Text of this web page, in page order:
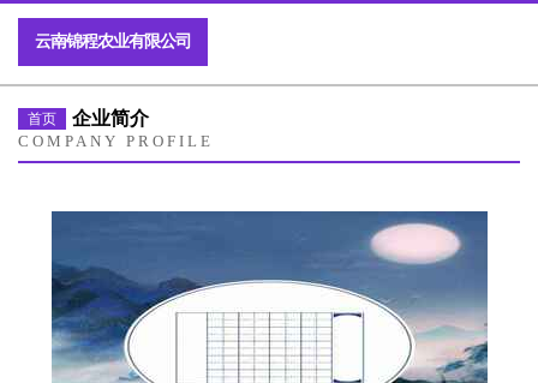
云南锦程农业有限公司
首页 企业简介
COMPANY PROFILE